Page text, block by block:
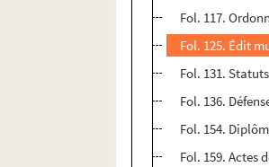
Fol. 117.
Fol. 125. Édit
Fol. 131.
Fol. 136.
Fol. 154.
Fol. 159. Actes